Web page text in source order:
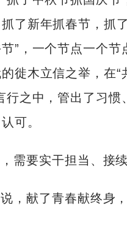
了新年抓春节，抓
”，一个节点一个节
徙木立信之举，在“
行之中，管出了习惯
可。
需要实干担当、接续
，献了青春献终身